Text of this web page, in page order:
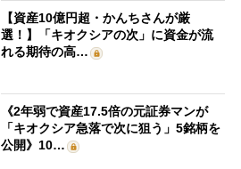
【資産10億円超・かんちさんが厳
選！】「キオクシアの次」に資金が流
れる期待の高…
《2年弱で資産17.5倍の元証券マンが
「キオクシア急落で次に狙う」5銘柄を
公開》10…